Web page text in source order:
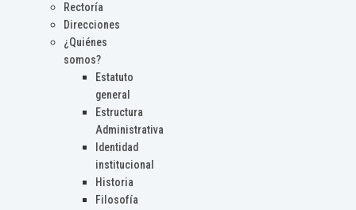
Rectoría
Direcciones
¿Quiénes
somos?
Estatuto
general
Estructura
Administrativa
Identidad
institucional
Historia
Filosofía